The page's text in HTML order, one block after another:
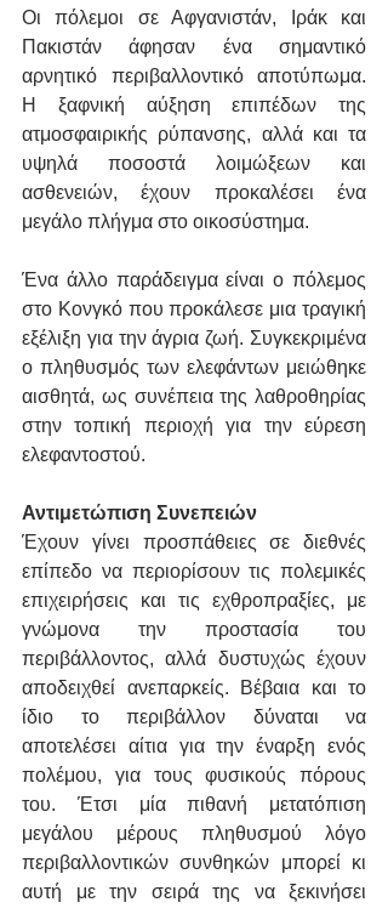
Οι πόλεμοι σε Αφγανιστάν, Ιράκ και
Πακιστάν άφησαν ένα σημαντικό
αρνητικό περιβαλλοντικό αποτύπωμα.
Η ξαφνική αύξηση επιπέδων της
ατμοσφαιρικής ρύπανσης, αλλά και τα
υψηλά ποσοστά λοιμώξεων και
ασθενειών, έχουν προκαλέσει ένα
μεγάλο πλήγμα στο οικοσύστημα.
Ένα άλλο παράδειγμα είναι ο πόλεμος
στο Κονγκό που προκάλεσε μια τραγική
εξέλιξη για την άγρια ζωή. Συγκεκριμένα
ο πληθυσμός των ελεφάντων μειώθηκε
αισθητά, ως συνέπεια της λαθροθηρίας
στην τοπική περιοχή για την εύρεση
ελεφαντοστού.
Αντιμετώπιση Συνεπειών
Έχουν γίνει προσπάθειες σε διεθνές
επίπεδο να περιορίσουν τις πολεμικές
επιχειρήσεις και τις εχθροπραξίες, με
γνώμονα την προστασία του
περιβάλλοντος, αλλά δυστυχώς έχουν
αποδειχθεί ανεπαρκείς. Βέβαια και το
ίδιο το περιβάλλον δύναται να
αποτελέσει αίτια για την έναρξη ενός
πολέμου, για τους φυσικούς πόρους
του. Έτσι μία πιθανή μετατόπιση
μεγάλου μέρους πληθυσμού λόγο
περιβαλλοντικών συνθηκών μπορεί κι
αυτή με την σειρά της να ξεκινήσει